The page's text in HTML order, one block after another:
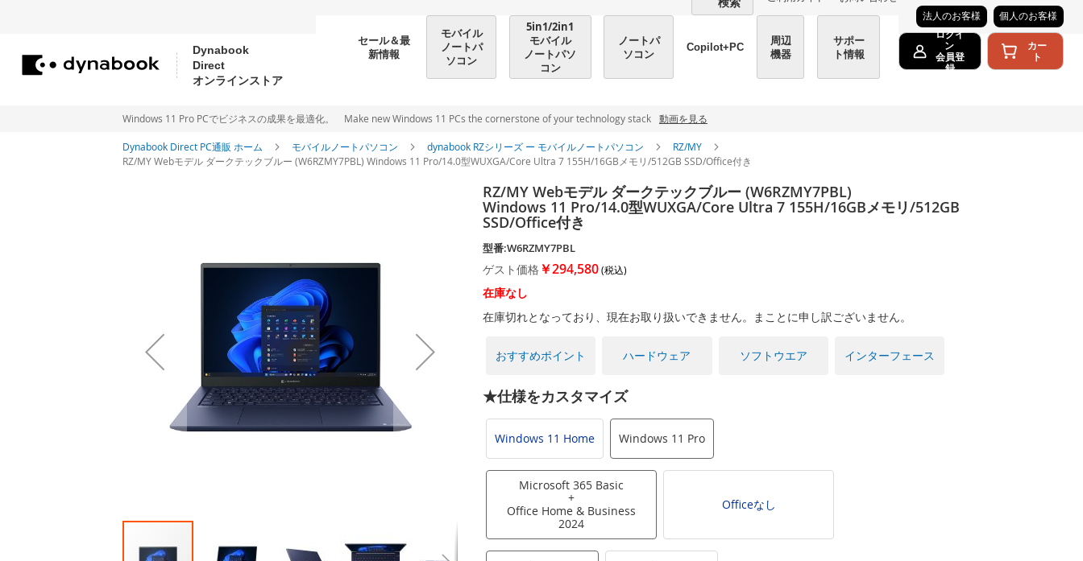
法人のお客様
個人のお客様
Dynabook
Direct
オンラインストア
コ
セール＆最
新情報
モバイル
ノートパ
ソコン
5in1/2in1
モバイル
ノートパソ
コン
ノートパ
ソコン
Copilot+PC
周辺
機器
サポー
ト情報
ログイ
ン
会員登
録
カー
ト
Windows 11 Pro PCでビジネスの成果を最適化。 Make new Windows 11 PCs the cornerstone of your technology stack 動画を見る
Dynabook Direct PC通販 ホーム モバイルノートパソコン dynabook RZシリーズ ー モバイルノートパソコン
RZ/MY
RZ/MY Webモデル ダークテックブルー (W6RZMY7PBL) Windows 11 Pro/14.0型WUXGA/Core Ultra 7 155H/16GBメモリ/512GB SSD/Office付き
RZ/MY Webモデル ダークテックブルー (W6RZMY7PBL)
Windows 11 Pro/14.0型WUXGA/Core Ultra 7 155H/16GBメモリ/512GB
SSD/Office付き
型番:W6RZMY7PBL
ゲスト価格 ￥294,580
在庫なし
在庫切れとなっており、現在お取り扱いできません。まことに申し訳ございません。
おすすめポイント ハードウェア ソフトウエア インターフェース
★仕様をカスタマイズ
Windows 11 Home Windows 11 Pro
Microsoft 365 Basic
+
Office Home & Business
2024
Officeなし